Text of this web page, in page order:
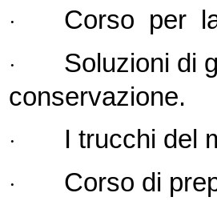
· Corso per
·
Soluzioni di
conservazione.
· I trucchi del
·
Corso di